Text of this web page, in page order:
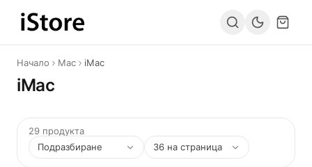
Към съдържанието
Начало Mac iMac
iMac
29 продукта